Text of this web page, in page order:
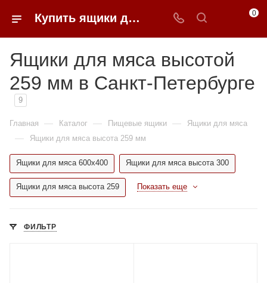
Купить ящики для мяса высотой 259 мм в Санкт-Петербурге в 0FFER 0
Ящики для мяса высотой
259 мм в Санкт-Петербурге
9
Главная — Каталог — Пищевые ящики — Ящики для мяса
— Ящики для мяса высота 259 мм
Ящики для мяса 600x400 Ящики для мяса высота 300
Ящики для мяса высота 259 Показать еще
ФИЛЬТР